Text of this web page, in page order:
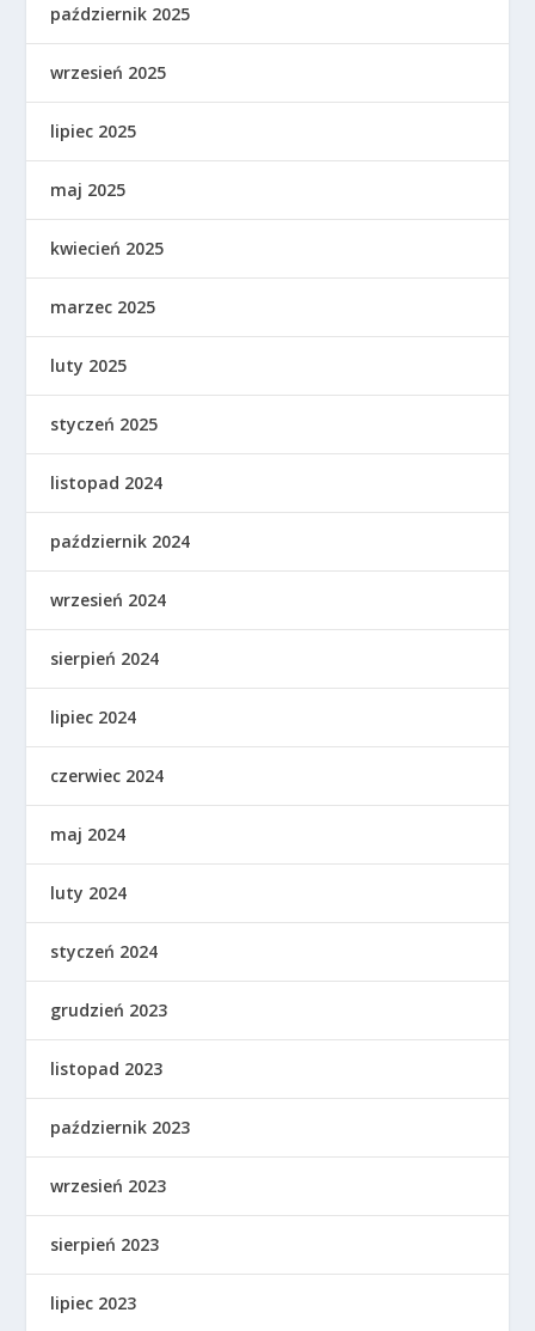
październik 2025
wrzesień 2025
lipiec 2025
maj 2025
kwiecień 2025
marzec 2025
luty 2025
styczeń 2025
listopad 2024
październik 2024
wrzesień 2024
sierpień 2024
lipiec 2024
czerwiec 2024
maj 2024
luty 2024
styczeń 2024
grudzień 2023
listopad 2023
październik 2023
wrzesień 2023
sierpień 2023
lipiec 2023